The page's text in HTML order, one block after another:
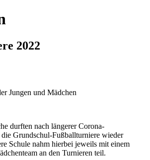
2022
Jungen und Mädchen
durften nach längerer Corona-
Grundschul-Fußballturniere wieder
Schule nahm hierbei jeweils mit einem
an den Turnieren teil.